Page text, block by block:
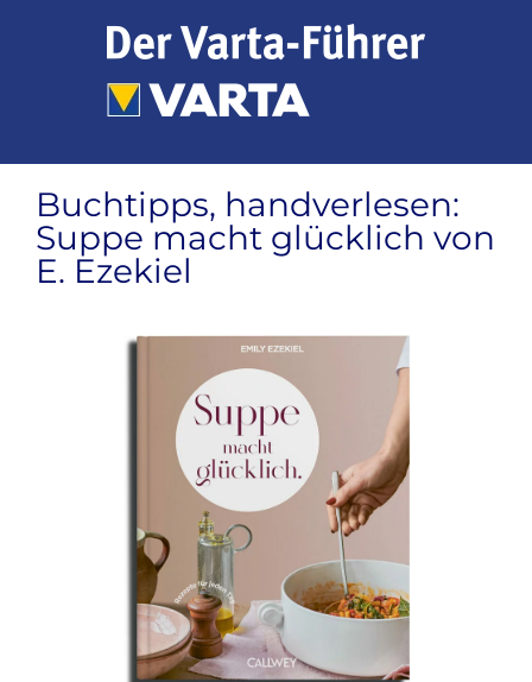
Buchtipps, handverlesen:
Suppe macht glücklich von
E. Ezekiel